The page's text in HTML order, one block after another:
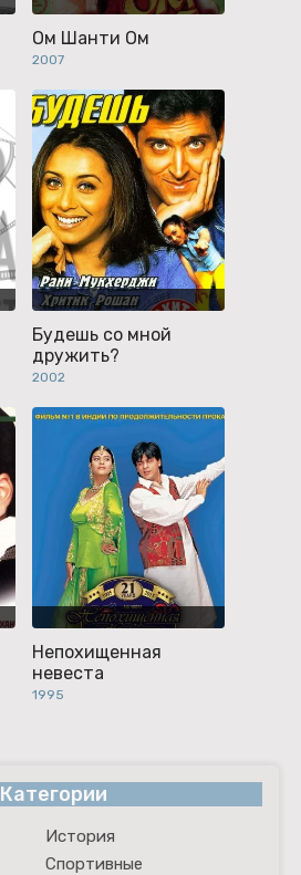
Ом Шанти Ом
2007
Будешь со мной
дружить?
2002
Непохищенная
невеста
1995
Категории
История
Спортивные